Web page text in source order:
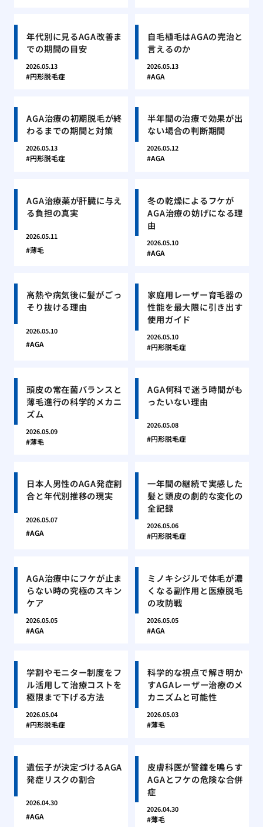
年代別に見るAGA改善ま
での期間の目安
2026.05.13
円形脱毛症
自毛植毛はAGAの完治と
言えるのか
2026.05.13
AGA
AGA治療の初期脱毛が終
わるまでの期間と対策
2026.05.13
円形脱毛症
半年間の治療で効果が出
ない場合の判断期間
2026.05.12
AGA
AGA治療薬が肝臓に与え
る負担の真実
2026.05.11
薄毛
冬の乾燥によるフケが
AGA治療の妨げになる理
由
2026.05.10
AGA
高熱や病気後に髪がごっ
そり抜ける理由
2026.05.10
AGA
家庭用レーザー育毛器の
性能を最大限に引き出す
使用ガイド
2026.05.10
円形脱毛症
頭皮の常在菌バランスと
薄毛進行の科学的メカニ
ズム
2026.05.09
薄毛
AGA何科で迷う時間がも
ったいない理由
2026.05.08
円形脱毛症
日本人男性のAGA発症割
合と年代別推移の現実
2026.05.07
AGA
一年間の継続で実感した
髪と頭皮の劇的な変化の
全記録
2026.05.06
円形脱毛症
AGA治療中にフケが止ま
らない時の究極のスキン
ケア
2026.05.05
AGA
ミノキシジルで体毛が濃
くなる副作用と医療脱毛
の攻防戦
2026.05.05
AGA
学割やモニター制度をフ
ル活用して治療コストを
極限まで下げる方法
2026.05.04
円形脱毛症
科学的な視点で解き明か
すAGAレーザー治療のメ
カニズムと可能性
2026.05.03
薄毛
遺伝子が決定づけるAGA
発症リスクの割合
2026.04.30
AGA
皮膚科医が警鐘を鳴らす
AGAとフケの危険な合併
症
2026.04.30
薄毛